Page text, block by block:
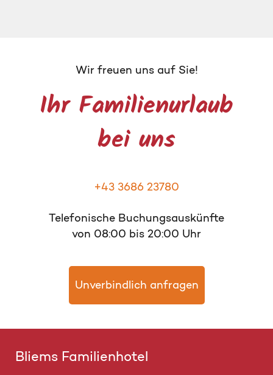
Wir freuen uns auf Sie!
Ihr Familienurlaub
bei uns
+43 3686 23780
Telefonische Buchungsauskünfte
von 08:00 bis 20:00 Uhr
Unverbindlich anfragen
Bliems Familienhotel